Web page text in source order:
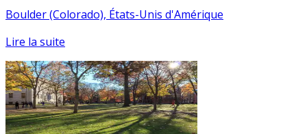
Boulder (Colorado), États-Unis d'Amérique
Lire la suite